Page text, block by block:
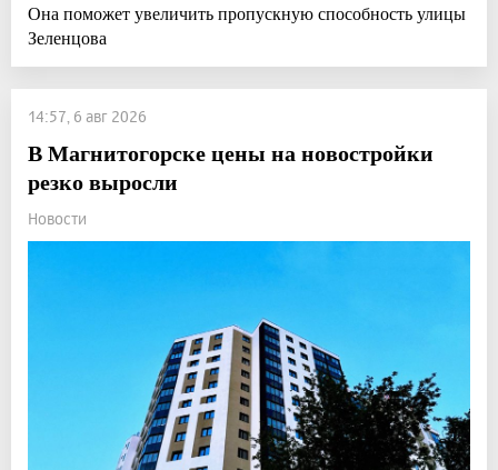
Она поможет увеличить пропускную способность улицы
Зеленцова
14:57, 6 авг 2026
В Магнитогорске цены на новостройки
резко выросли
Новости